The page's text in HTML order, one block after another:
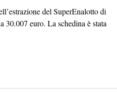
del SuperEnalotto di
30.007 euro. La schedina è stata